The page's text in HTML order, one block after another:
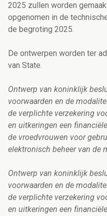
2025 zullen worden
opgenomen in de
de begroting 2025.
De ontwerpen worden ter
van State.
Ontwerp van koninklijk
voorwaarden en de
de verplichte verzekering
en uitkeringen een
de vroedvrouwen voor
elektronisch beheer van de
Ontwerp van koninklijk
voorwaarden en de
de verplichte verzekering
en uitkeringen een